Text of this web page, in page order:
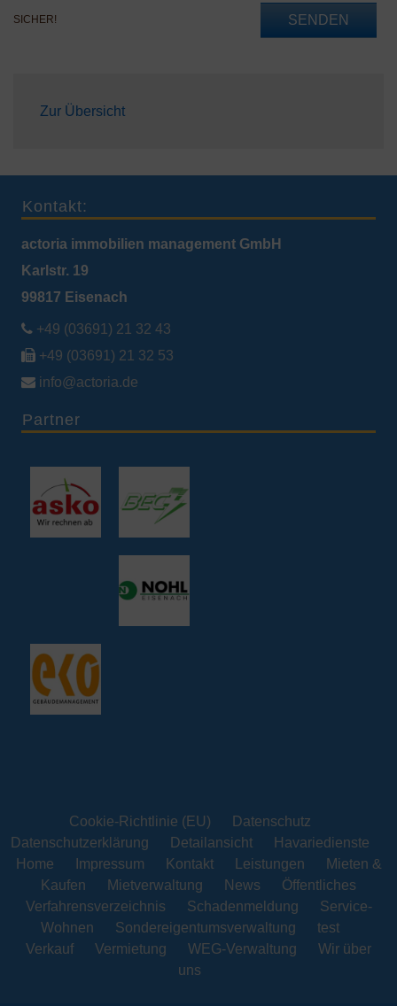
SICHER! SENDEN
Zur Übersicht
Kontakt:
actoria immobilien management GmbH
Karlstr. 19
99817 Eisenach
 +49 (03691) 21 32 43
 +49 (03691) 21 32 53
 info@actoria.de
Partner
Cookie-Richtlinie (EU)
Datenschutz
Datenschutzerklärung
Detailansicht
Havariedienste
Home
Impressum Kontakt Leistungen
Mieten &
Kaufen
Mietverwaltung News
Öffentliches
Verfahrensverzeichnis
Schadenmeldung
Service-
Wohnen
Sondereigentumsverwaltung
test
Verkauf
Vermietung WEG-Verwaltung
Wir über
uns